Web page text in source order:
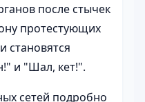
после стычек
протестующих
и "Шал, кет!".
сетей подробно